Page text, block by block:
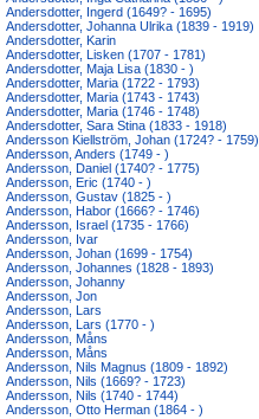
Andersdotter, Ingerd (1649? - 1695)
Andersdotter, Johanna Ulrika (1839 - 1919)
Andersdotter, Karin
Andersdotter, Lisken (1707 - 1781)
Andersdotter, Maja Lisa (1830 - )
Andersdotter, Maria (1722 - 1793)
Andersdotter, Maria (1743 - 1743)
Andersdotter, Maria (1746 - 1748)
Andersdotter, Sara Stina (1833 - 1918)
Andersson Kiellström, Johan (1724? - 1759)
Andersson, Anders (1749 - )
Andersson, Daniel (1740? - 1775)
Andersson, Eric (1740 - )
Andersson, Gustav (1825 - )
Andersson, Habor (1666? - 1746)
Andersson, Israel (1735 - 1766)
Andersson, Ivar
Andersson, Johan (1699 - 1754)
Andersson, Johannes (1828 - 1893)
Andersson, Johanny
Andersson, Jon
Andersson, Lars
Andersson, Lars (1770 - )
Andersson, Måns
Andersson, Måns
Andersson, Nils Magnus (1809 - 1892)
Andersson, Nils (1669? - 1723)
Andersson, Nils (1740 - 1744)
Andersson, Otto Herman (1864 - )